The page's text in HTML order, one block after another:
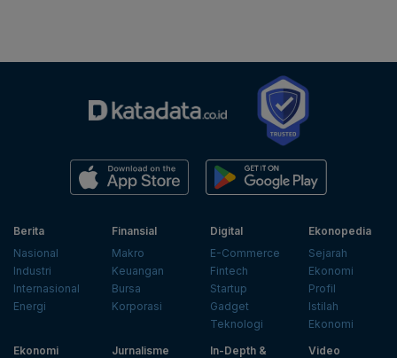
Berita
Nasional
Industri
Internasional
Energi
Finansial
Makro
Keuangan
Bursa
Korporasi
Digital
E-Commerce
Fintech
Startup
Gadget
Teknologi
Ekonopedia
Sejarah
Ekonomi
Profil
Istilah
Ekonomi
Ekonomi
Jurnalisme
In-Depth &
Video